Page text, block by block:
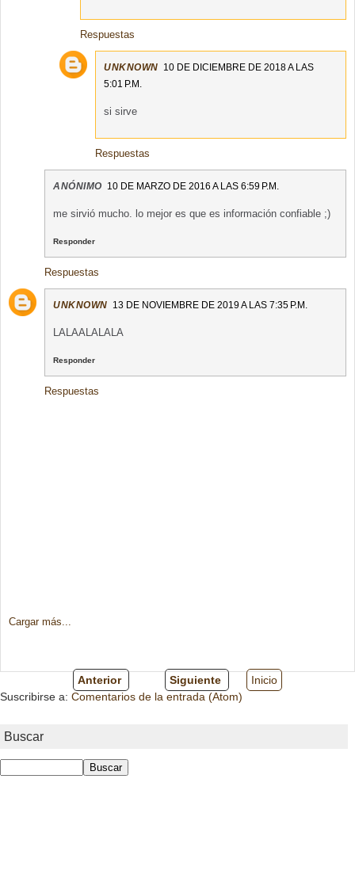
Respuestas
UNKNOWN 10 DE DICIEMBRE DE 2018 A LAS
5:01 P.M.
si sirve
Respuestas
ANÓNIMO 10 DE MARZO DE 2016 A LAS 6:59 P.M.
me sirvió mucho. lo mejor es que es información confiable ;)
Responder
Respuestas
UNKNOWN 13 DE NOVIEMBRE DE 2019 A LAS 7:35 P.M.
LALAALALALA
Responder
Respuestas
Cargar más...
Anterior Siguiente
Inicio
Suscribirse a: Comentarios de la entrada (Atom)
Buscar